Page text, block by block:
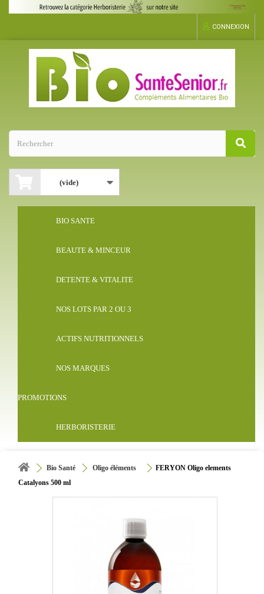
CONNEXION
(vide)
BIO SANTE
BEAUTE & MINCEUR
DETENTE & VITALITE
NOS LOTS PAR 2 OU 3
ACTIFS NUTRITIONNELS
NOS MARQUES
PROMOTIONS
HERBORISTERIE
Bio Santé Oligo éléments
FERYON Oligo elements
Catalyons 500 ml